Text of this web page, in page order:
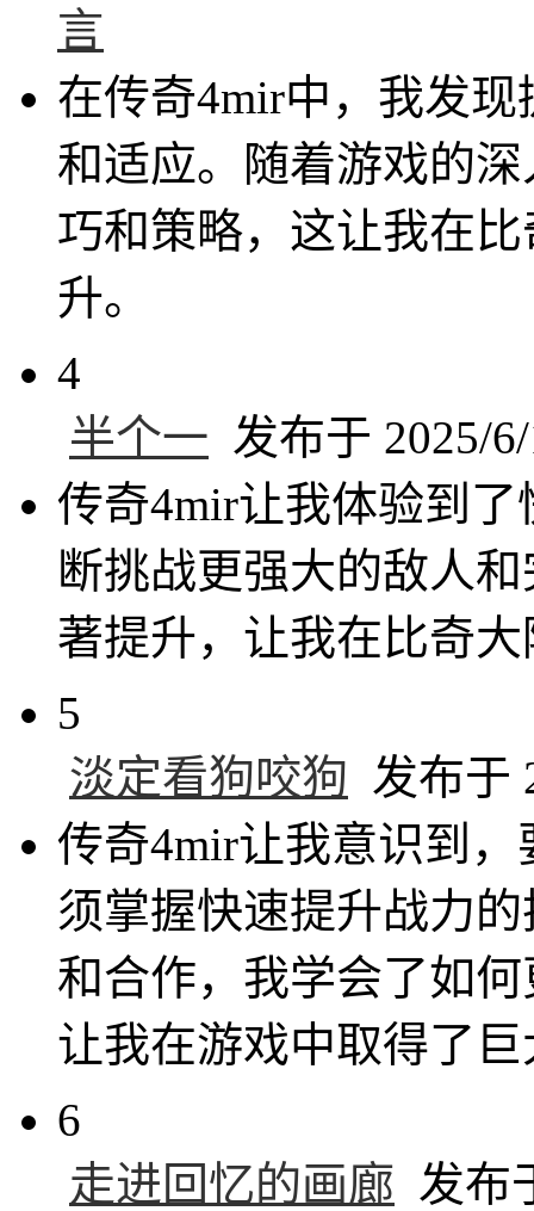
言
在传奇4mir中，我发
和适应。随着游戏的
巧和策略，这让我在
升。
4
半个一 发布于 2025/
传奇4mir让我体验到
断挑战更强大的敌人
著提升，让我在比奇
5
淡定看狗咬狗 发布于
传奇4mir让我意识到
须掌握快速提升战力
和合作，我学会了如
让我在游戏中取得了
6
走进回忆的画廊 发布